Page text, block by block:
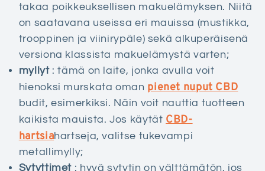
takaa poikkeuksellisen makuelämyksen. Niitä
on saatavana useissa eri mauissa (mustikka,
trooppinen ja viinirypäle) sekä alkuperäisenä
versiona klassista makuelämystä varten;
myllyt : tämä on laite, jonka avulla voit
hienoksi murskata oman pienet nuput CBD
budit, esimerkiksi. Näin voit nauttia tuotteen
kaikista mauista. Jos käytät CBD-
hartsiahartseja, valitse tukevampi
metallimylly;
Sytyttimet : hyvä sytytin on välttämätön, jos